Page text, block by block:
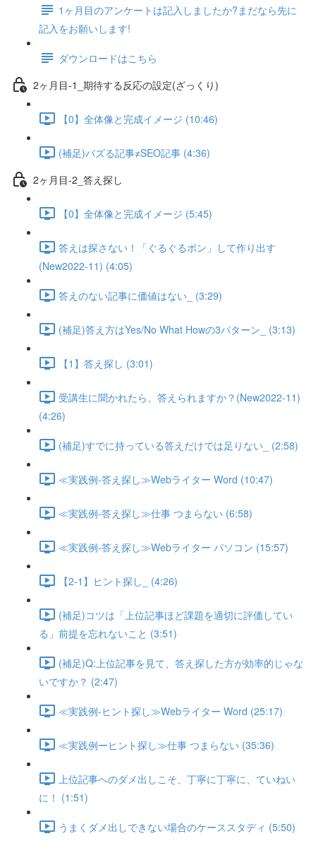
1ヶ月目のアンケートは記入しましたか?まだなら先に
記入をお願いします!
ダウンロードはこちら
2ヶ月目-1_期待する反応の設定(ざっくり)
【0】全体像と完成イメージ (10:46)
(補足)バズる記事≠SEO記事 (4:36)
2ヶ月目-2_答え探し
【0】全体像と完成イメージ (5:45)
答えは探さない！「ぐるぐるポン」して作り出す
(New2022-11) (4:05)
答えのない記事に価値はない_ (3:29)
(補足)答え方はYes/No What Howの3パターン_ (3:13)
【1】答え探し (3:01)
受講生に聞かれたら、答えられますか？(New2022-11)
(4:26)
(補足)すでに持っている答えだけでは足りない_ (2:58)
≪実践例-答え探し≫Webライター Word (10:47)
≪実践例-答え探し≫仕事 つまらない (6:58)
≪実践例-答え探し≫Webライター パソコン (15:57)
【2-1】ヒント探し_ (4:26)
(補足)コツは「上位記事ほど課題を適切に評価してい
る」前提を忘れないこと (3:51)
(補足)Q:上位記事を見て、答え探した方が効率的じゃな
いですか？ (2:47)
≪実践例-ヒント探し≫Webライター Word (25:17)
≪実践例ーヒント探し≫仕事 つまらない (35:36)
上位記事へのダメ出しこそ、丁寧に丁寧に、ていねい
に！ (1:51)
うまくダメ出しできない場合のケーススタディ (5:50)